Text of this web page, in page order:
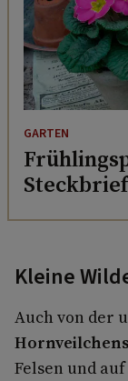
GARTEN
Steckbrief
Kleine
Auch von der
Hornveilchens
Felsen und